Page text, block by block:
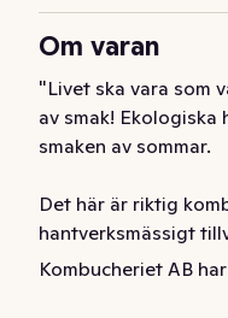
Om varan
"Livet ska vara som
av smak! Ekologiska
smaken av sommar.
Det här är riktig
hantverksmässigt
ekologiska råvaror -
Kombucheriet AB